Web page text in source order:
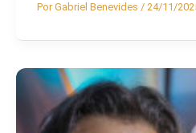
PorGabriel Benevides / 24/11/